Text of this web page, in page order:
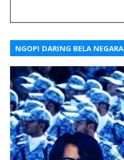
NGOPI DARING BELA NEGARA